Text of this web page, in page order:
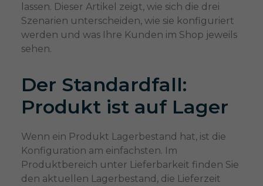
lassen. Dieser Artikel zeigt, wie sich die drei
Szenarien unterscheiden, wie sie konfiguriert
werden und was Ihre Kunden im Shop jeweils
sehen.
Der Standardfall:
Produkt ist auf Lager
Wenn ein Produkt Lagerbestand hat, ist die
Konfiguration am einfachsten. Im
Produktbereich unter Lieferbarkeit finden Sie
den aktuellen Lagerbestand, die Lieferzeit